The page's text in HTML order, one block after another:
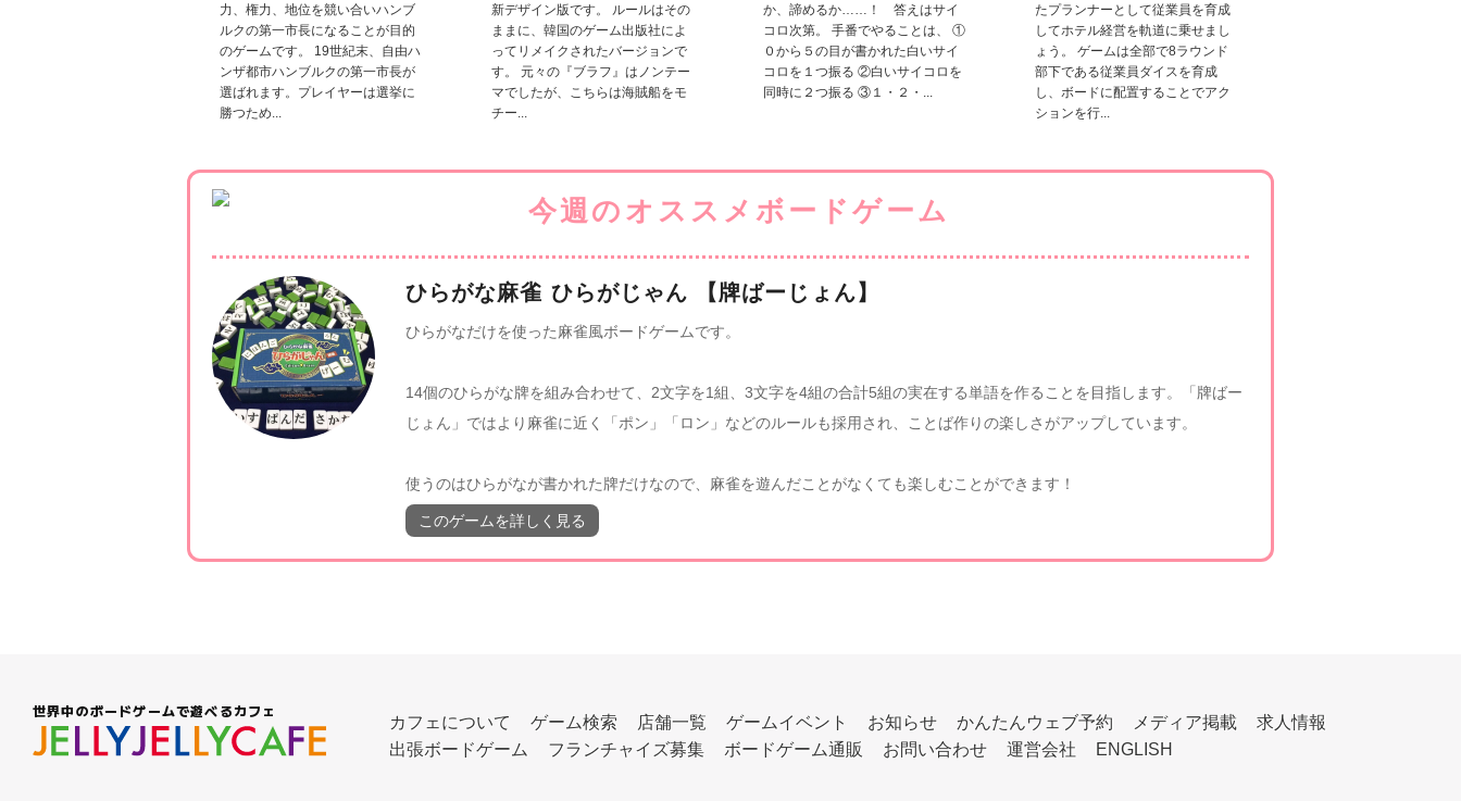
力、権力、地位を競い合いハンブ
ルクの第一市長になることが目的
のゲームです。 19世紀末、自由ハ
ンザ都市ハンブルクの第一市長が
選ばれます。プレイヤーは選挙に
勝つため...
新デザイン版です。 ルールはその
ままに、韓国のゲーム出版社によ
ってリメイクされたバージョンで
す。 元々の『ブラフ』はノンテー
マでしたが、こちらは海賊船をモ
チー...
か、諦めるか……！ 答えはサイ
コロ次第。 手番でやることは、 ①
０から５の目が書かれた白いサイ
コロを１つ振る ②白いサイコロを
同時に２つ振る ③１・２・...
たプランナーとして従業員を育成
してホテル経営を軌道に乗せまし
ょう。 ゲームは全部で8ラウンド
部下である従業員ダイスを育成
し、ボードに配置することでアク
ションを行...
ひらがな麻雀 ひらがじゃん 【牌ばーじょん】
ひらがなだけを使った麻雀風ボードゲームです。
14個のひらがな牌を組み合わせて、2文字を1組、3文字を4組の合計5組の実在する単語を作ることを目指します。「牌ばー
じょん」ではより麻雀に近く「ポン」「ロン」などのルールも採用され、ことば作りの楽しさがアップしています。
使うのはひらがなが書かれた牌だけなので、麻雀を遊んだことがなくても楽しむことができます！
このゲームを詳しく見る
世界中のボードゲームで遊べるカフェ
カフェについて ゲーム検索 店舗一覧 ゲームイベント お知らせ かんたんウェブ予約 メディア掲載
求人情報
出張ボードゲーム
フランチャイズ募集 ボードゲーム通販 お問い合わせ 運営会社 ENGLISH